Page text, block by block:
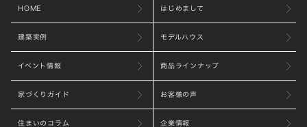
HOME はじめまして
建築実例 モデルハウス
イベント情報 商品ラインナップ
家づくりガイド お客様の声
住まいのコラム 企業情報